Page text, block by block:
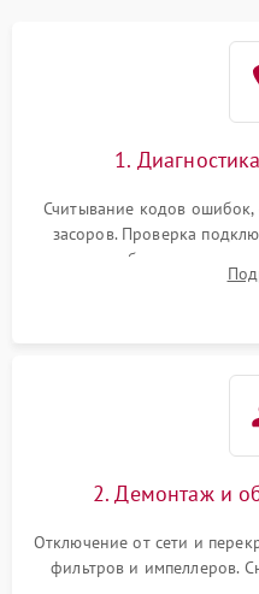
1.
Считывание кодов
засоров. Проверка
жалоб на отсутствие
разбрызгивателей или
2. Демонтаж и
Отключение от сети и
фильтров и импеллеров.